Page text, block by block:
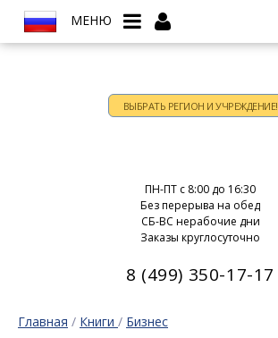
МЕНЮ
ВЫБРАТЬ РЕГИОН И УЧРЕЖДЕНИЕ!
ПН-ПТ c 8:00 до 16:30
Без перерыва на обед
СБ-ВС нерабочие дни
Заказы круглосуточно
8 (499) 350-17-17
Главная / Книги / Бизнес